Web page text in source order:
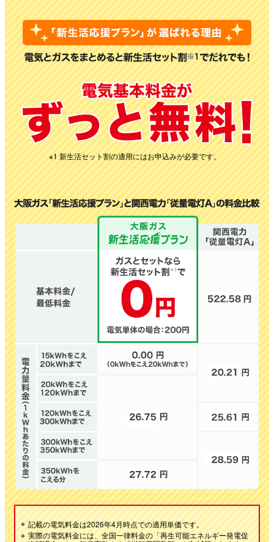
※1 新生活セット割の適用にはお申込みが必要です。
※ 記載の電気料金は2026年4月時点での適用単価です。
※ 実際の電気料金には、全国一律料金の「再生可能エネルギー発電促